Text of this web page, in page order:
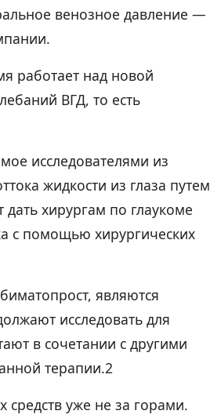
венозное давление —
работает над новой
ВГД, то есть
исследователями из
жидкости из глаза путем
хирургам по глаукоме
с помощью хирургических
являются
исследовать для
в сочетании с другими
терапии.2
уже не за горами.